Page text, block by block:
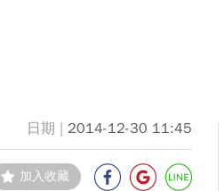
2014-12-30 11:45
加入收藏